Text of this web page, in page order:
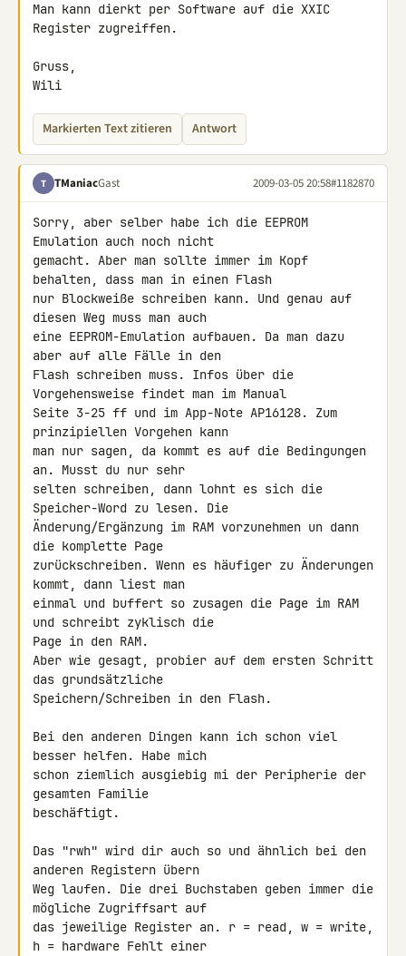
Man kann dierkt per Software auf die XXIC
Register zugreiffen.
Gruss,
Wili
Markierten Text zitieren Antwort
T TManiacGast 2009-03-05 20:58#1182870
Sorry, aber selber habe ich die EEPROM
Emulation auch noch nicht
gemacht. Aber man sollte immer im Kopf
behalten, dass man in einen Flash
nur Blockweiße schreiben kann. Und genau auf
diesen Weg muss man auch
eine EEPROM-Emulation aufbauen. Da man dazu
aber auf alle Fälle in den
Flash schreiben muss. Infos über die
Vorgehensweise findet man im Manual
Seite 3-25 ff und im App-Note AP16128. Zum
prinzipiellen Vorgehen kann
man nur sagen, da kommt es auf die Bedingungen
an. Musst du nur sehr
selten schreiben, dann lohnt es sich die
Speicher-Word zu lesen. Die
Änderung/Ergänzung im RAM vorzunehmen un dann
die komplette Page
zurückschreiben. Wenn es häufiger zu Änderungen
kommt, dann liest man
einmal und buffert so zusagen die Page im RAM
und schreibt zyklisch die
Page in den RAM.
Aber wie gesagt, probier auf dem ersten Schritt
das grundsätzliche
Speichern/Schreiben in den Flash.
Bei den anderen Dingen kann ich schon viel
besser helfen. Habe mich
schon ziemlich ausgiebig mi der Peripherie der
gesamten Familie
beschäftigt.
Das "rwh" wird dir auch so und ähnlich bei den
anderen Registern übern
Weg laufen. Die drei Buchstaben geben immer die
mögliche Zugriffsart auf
das jeweilige Register an. r = read, w = write,
h = hardware Fehlt einer